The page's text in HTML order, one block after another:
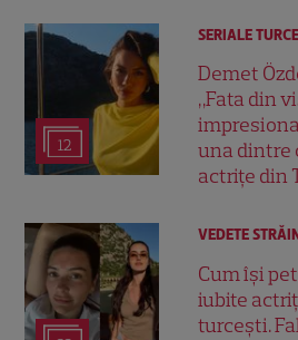
12
SERIALE
Demet
„Fata din
una dintre
actrițe din
VEDETE
Cum își
iubite
turcești.